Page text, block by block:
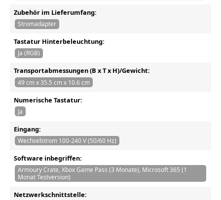
Zubehör im Lieferumfang:
Stromadapter
Tastatur Hinterbeleuchtung:
Ja (RGB)
Transportabmessungen (B x T x H)/Gewicht:
49 cm x 35.5 cm x 10.6 cm
Numerische Tastatur:
Ja
Eingang:
Wechselstrom 100-240 V (50/60 Hz)
Software inbegriffen:
Armoury Crate, Xbox Game Pass (3 Monate), Microsoft 365 (1
Monat Testversion)
Netzwerkschnittstelle: